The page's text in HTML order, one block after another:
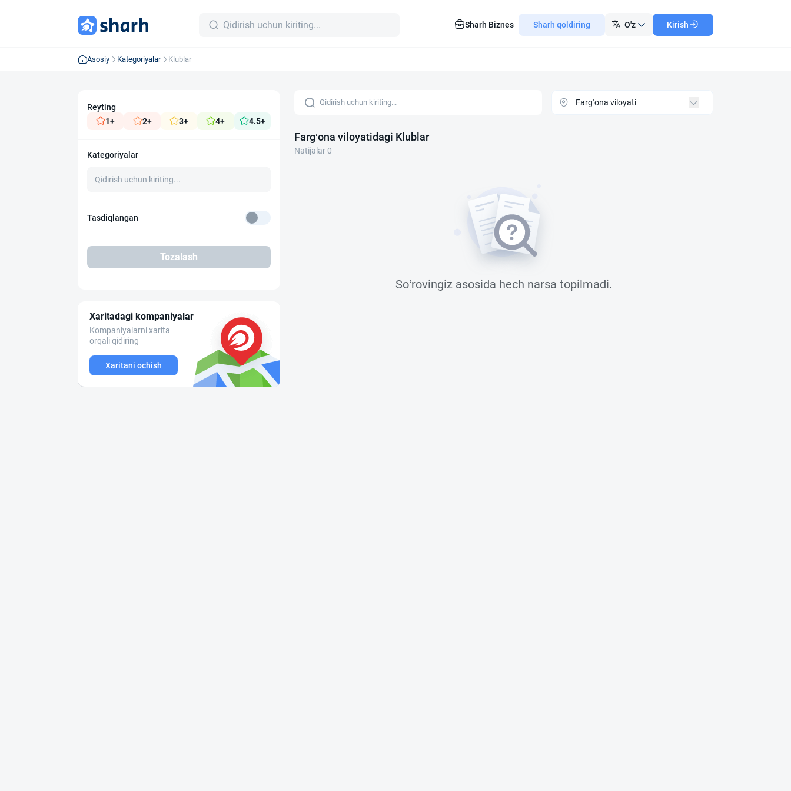
Sharh Biznes Sharh qoldiring O'z Kirish
Asosiy Kategoriyalar Klublar
Reyting
1+
2+ 3+ 4+ 4.5+
Kategoriyalar
Tasdiqlangan
Tozalash
Xaritadagi kompaniyalar
Kompaniyalarni xarita
orqali qidiring
Xaritani ochish
Farg‘ona viloyatidagi Klublar
Natijalar 0
So‘rovingiz asosida hech narsa topilmadi.